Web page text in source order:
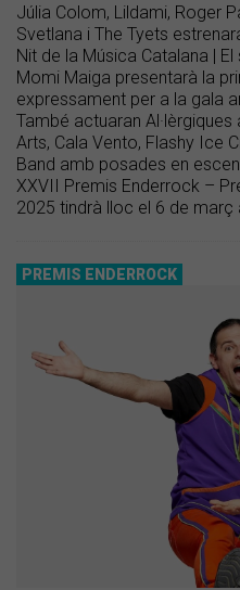
Júlia Colom, Lildami, Roger
Svetlana i The Tyets
Nit de la Música Catalana |
Momi Maiga presentarà la
expressament per a la gala
També actuaran Al·lèrgiques
Arts, Cala Vento, Flashy Ice
Band amb posades en
XXVII Premis Enderrock –
2025 tindrà lloc el 6 de març
PREMIS ENDERROCK